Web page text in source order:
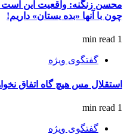
محسن زنگنه: واقعیت این است
چون با آنها «بده بستان» داریم!
1 min read
گفتگوی ویژه
استقلال مس هیچ گاه اتفاق
1 min read
گفتگوی ویژه